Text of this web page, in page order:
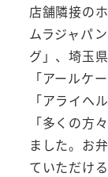
店舗隣接の
ムラジャパ
グ」、埼玉
「アールケ
「アライヘ
「多くの方
ました。お
ていただけ